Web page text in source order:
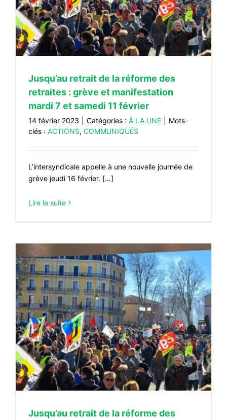
Jusqu’au retrait de la réforme des
retraites : grève et manifestation
mardi 7 et samedi 11 février
14 février 2023 Catégories : À LA UNE
Mots-
clés : ACTIONS, COMMUNIQUÉS
L’intersyndicale appelle à une nouvelle journée de
grève jeudi 16 février. […]
Lire la suite
Jusqu’au retrait de la réforme des